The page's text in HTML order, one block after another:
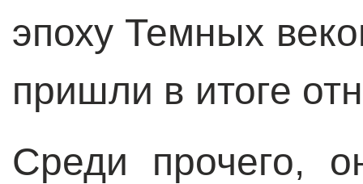
эпоху Темных
пришли в итоге
Среди прочего,